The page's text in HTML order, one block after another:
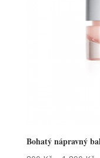
Bohatý nápravný